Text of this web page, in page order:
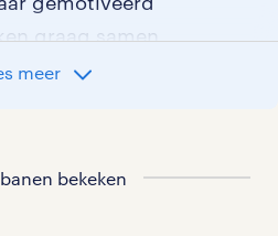
graag samen
die het beste
meer
bekeken